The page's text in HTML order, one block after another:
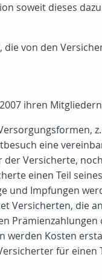
soweit dieses
von den
ihren
eine
der Versicherte,
einen Teil
und Impfungen
Versicherten, die
werden Kosten
für